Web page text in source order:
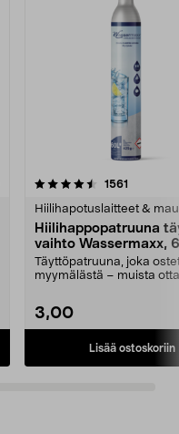
1561
Hiilihapotuslaitteet &
Hiilihappopatruuna
vaihto Wassermaxx,
Täyttöpatruuna, joka
myymälästä – muista
3,00
Lisää ostoskoriin
4.5viidestä